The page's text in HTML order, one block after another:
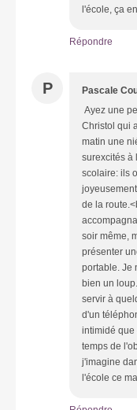
l'école, ça
Répondre
P Pascale
Ayez une
Christol qui
matin une
surexcités à
scolaire: ils
de la
soir même,
présenter
portable. Je
bien un
servir à
d'un
intimidé que
temps de
j'imagine
l'école ce